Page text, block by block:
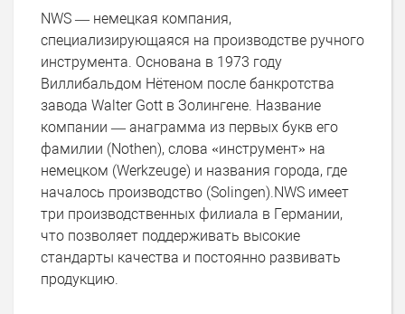
NWS — немецкая компания,
специализирующаяся на производстве ручного
инструмента. Основана в 1973 году
Виллибальдом Нётеном после банкротства
завода Walter Gott в Золингене. Название
компании — анаграмма из первых букв его
фамилии (Nothen), слова «инструмент» на
немецком (Werkzeuge) и названия города, где
началось производство (Solingen).NWS имеет
три производственных филиала в Германии,
что позволяет поддерживать высокие
стандарты качества и постоянно развивать
продукцию.